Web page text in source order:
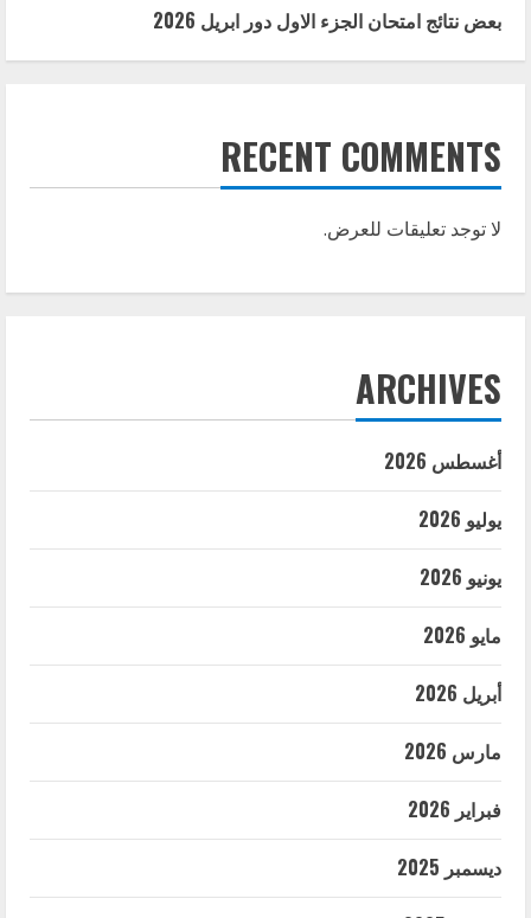
بعض نتائج امتحان الجزء الاول دور ابريل 2026
RECENT COMMENTS
لا توجد تعليقات للعرض.
ARCHIVES
أغسطس 2026
يوليو 2026
يونيو 2026
مايو 2026
أبريل 2026
مارس 2026
فبراير 2026
ديسمبر 2025